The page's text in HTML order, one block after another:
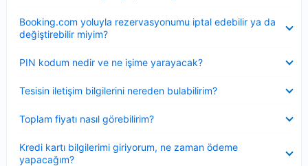
Booking.com yoluyla rezervasyonumu iptal edebilir ya da
değiştirebilir miyim?
PIN kodum nedir ve ne işime yarayacak?
Tesisin iletişim bilgilerini nereden bulabilirim?
Toplam fiyatı nasıl görebilirim?
Kredi kartı bilgilerimi giriyorum, ne zaman ödeme
yapacağım?